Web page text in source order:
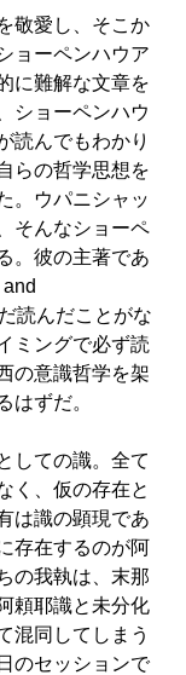
敬愛し、そこか
ョーペンハウア
に難解な文章を
ショーペンハウ
読んでもわかり
らの哲学思想を
。ウパニシャッ
そんなショーペ
。彼の主著であ
読んだことがな
ミングで必ず読
の意識哲学を架
はずだ。
しての識。全て
く、仮の存在と
は識の顕現であ
存在するのが阿
の我執は、末那
頼耶識と未分化
混同してしまう
のセッションで